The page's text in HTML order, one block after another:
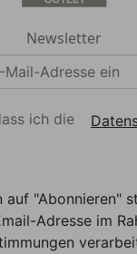
Newsletter
ich die
auf "Abonnieren"
Adresse im